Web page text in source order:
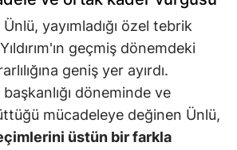
yayımladığı özel tebrik
geçmiş dönemdeki
geniş yer ayırdı.
başkanlığı döneminde ve
mücadeleye değinen Ünlü,
üstün bir farkla